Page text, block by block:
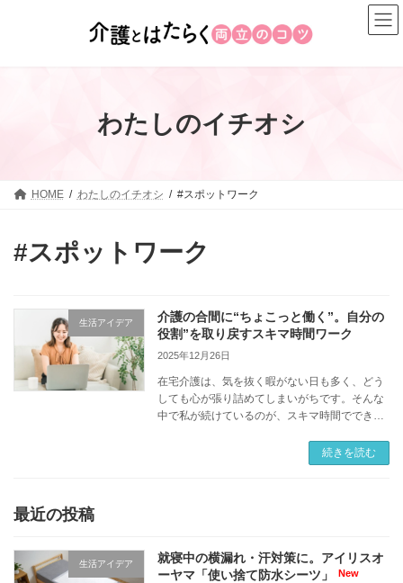
わたしのイチオシ
HOME わたしのイチオシ #スポットワーク
#スポットワーク
生活アイデア
介護の合間に“ちょこっと働く”。自分の
役割”を取り戻すスキマ時間ワーク
2025年12月26日
在宅介護は、気を抜く暇がない日も多く、どう
しても心が張り詰めてしまいがちです。そんな
中で私が続けているのが、スキマ時間でできる
はなく、空いた時間にできる仕事だからこそ、
続きを読む
最近の投稿
生活アイデア
就寝中の横漏れ・汗対策に。アイリスオ
ーヤマ「使い捨て防水シーツ」